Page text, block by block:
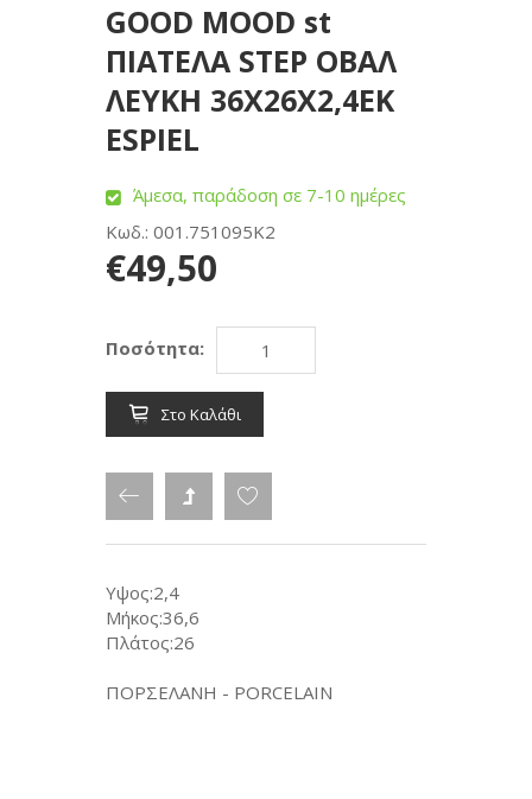
GOOD MOOD st
ΠΙΑΤΕΛΑ STEP ΟΒΑΛ
ΛΕΥΚΗ 36X26X2,4EK
ESPIEL
Άμεσα, παράδοση σε 7-10 ημέρες
Κωδ.: 001.751095K2
€49,50
Ποσότητα:
Στο Καλάθι
Υψος:2,4
Μήκος:36,6
Πλάτος:26
ΠΟΡΣΕΛΑΝΗ - PORCELAIN